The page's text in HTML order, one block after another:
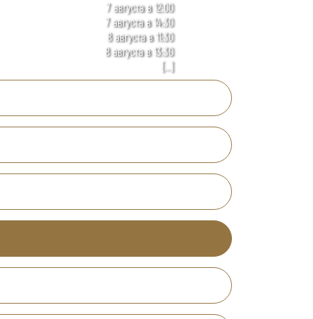
7 августа в 12:00
7 августа в 14:30
8 августа в 11:30
8 августа в 13:30
[...]